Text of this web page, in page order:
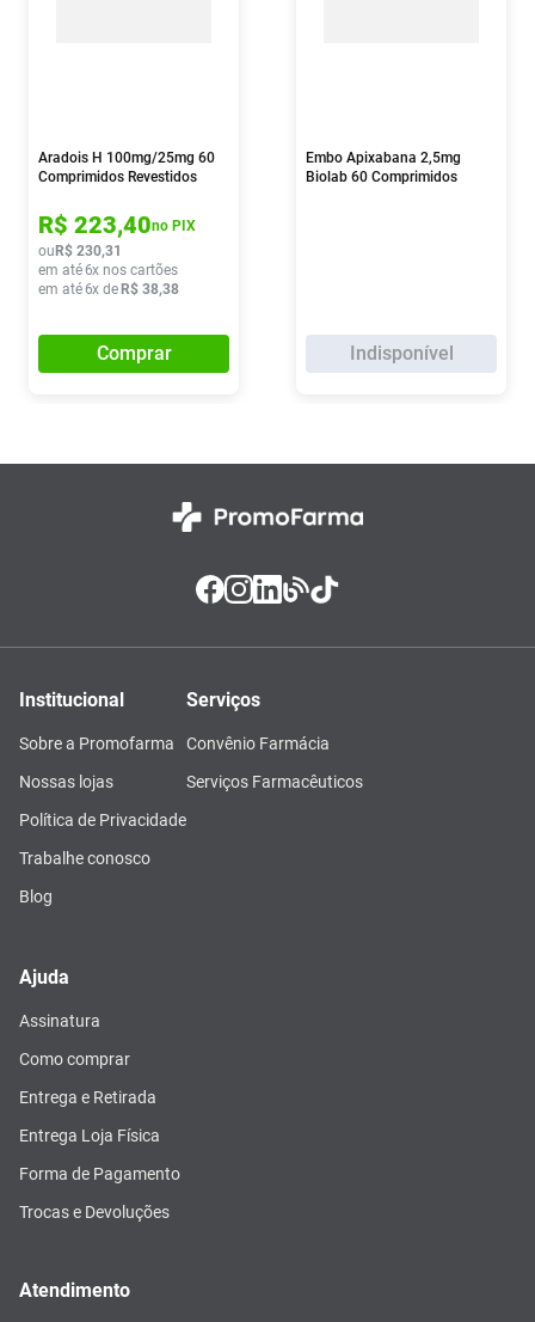
Aradois H 100mg/25mg 60
Comprimidos Revestidos
R$ 223,40no PIX
ou R$ 230,31
em até6x nos cartões
em até6x de R$ 38,38
Comprar
Embo Apixabana 2,5mg
Biolab 60 Comprimidos
Indisponível
Institucional
Sobre a Promofarma
Nossas lojas
Política de Privacidade
Trabalhe conosco
Blog
Serviços
Convênio Farmácia
Serviços Farmacêuticos
Ajuda
Assinatura
Como comprar
Entrega e Retirada
Entrega Loja Física
Forma de Pagamento
Trocas e Devoluções
Atendimento